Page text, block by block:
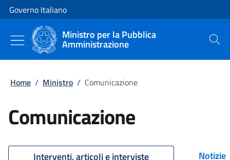
Vai al contenuto
Vai alla navigazione del sito
Governo Italiano
Ministro per la Pubblica
Amministrazione Cerca
Home / Ministro / Comunicazione
Comunicazione
Interventi, articoli e interviste Notizie